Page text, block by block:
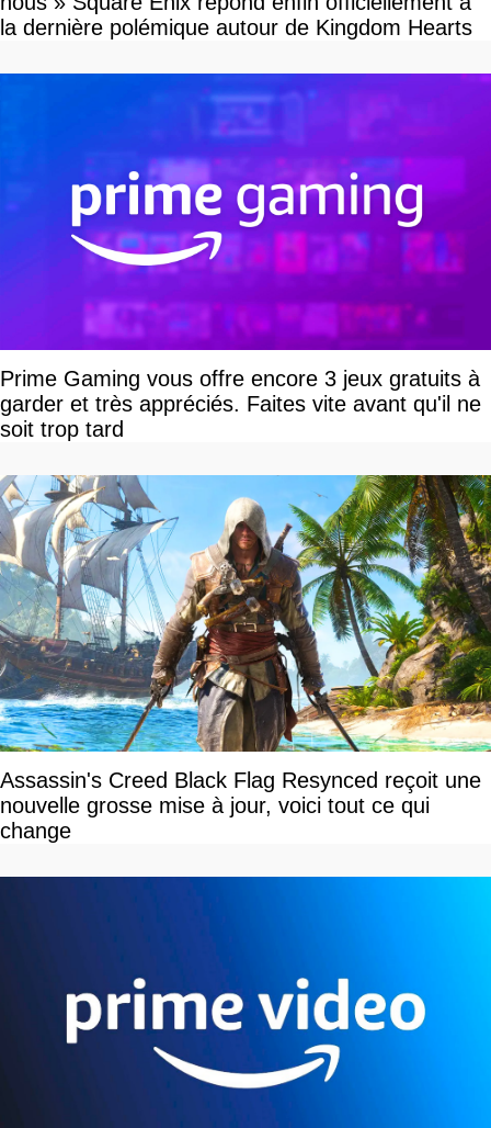
la dernière polémique autour de Kingdom Hearts
Prime Gaming vous offre encore 3 jeux gratuits à
garder et très appréciés. Faites vite avant qu'il ne
soit trop tard
Assassin's Creed Black Flag Resynced reçoit une
nouvelle grosse mise à jour, voici tout ce qui
change